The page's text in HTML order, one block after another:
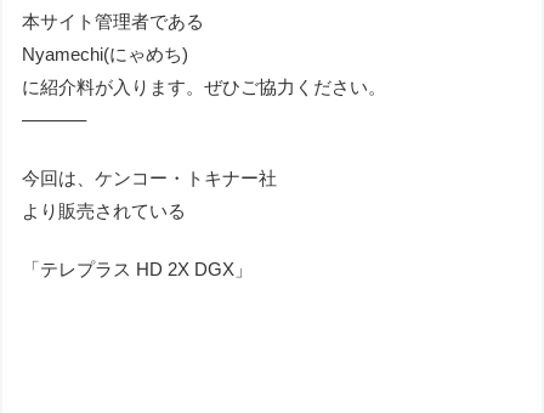
本サイト管理者である
Nyamechi(にゃめち)
に紹介料が入ります。ぜひご協力ください。
———–
今回は、ケンコー・トキナー社
より販売されている
「テレプラス HD 2X DGX」